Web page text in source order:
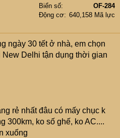
để đi a
View attachment 9546396
Biển số
OF-284
Động cơ
640,158 Mã lực
ngày 30 tết ở nhà, em chọn
Delhi tận dụng thời gian
rẻ nhất đâu có mấy chục k
300km, ko số ghế, ko AC....
xuống